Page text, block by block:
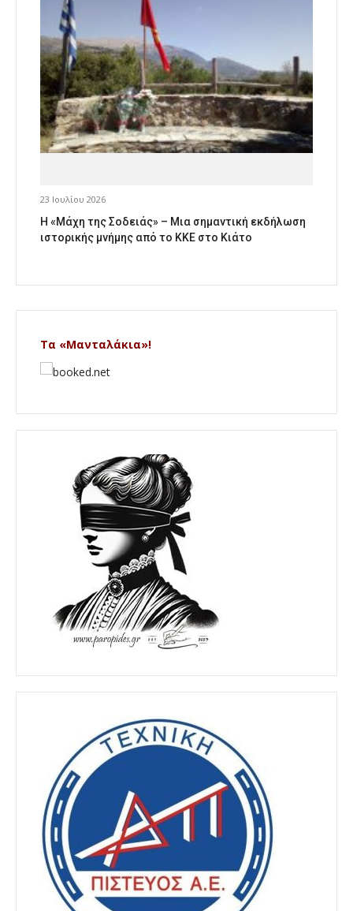
23 Ιουλίου 2026
Η «Μάχη της Σοδειάς» – Μια σημαντική εκδήλωση
ιστορικής μνήμης από το ΚΚΕ στο Κιάτο
Τα «Μανταλάκια»!